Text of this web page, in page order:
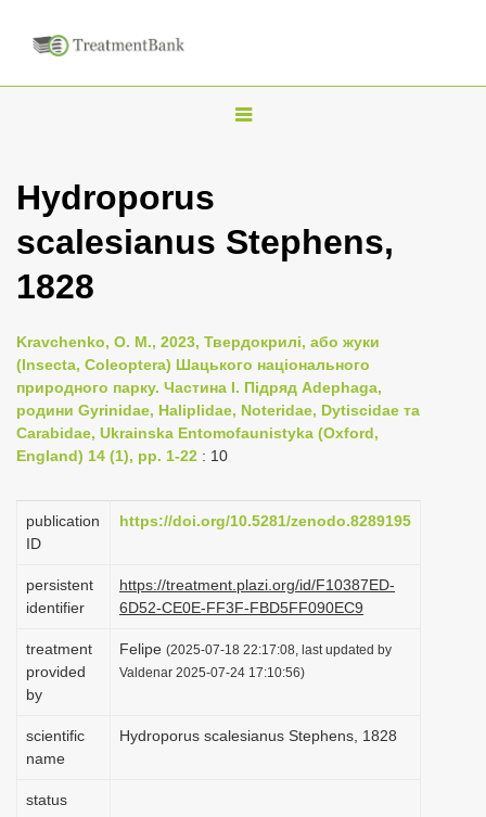
T
l
v
i
g
Hydroporus
scalesianus Stephens,
1828
Kravchenko, O. M., 2023, Твердокрилі, або жуки
(Insecta, Coleoptera) Шацького національного
природного парку. Частина I. Підряд Adephaga,
родини Gyrinidae, Haliplidae, Noteridae, Dytiscidae та
Carabidae, Ukrainska Entomofaunistyka (Oxford,
England) 14 (1), pp. 1-22 : 10
publication
ID
https://doi.org/10.5281/zenodo.8289195
persistent
identifier
https://treatment.plazi.org/id/F10387ED-
6D52-CE0E-FF3F-FBD5FF090EC9
treatment
provided
by
Felipe (2025-07-18 22:17:08, last updated by
Valdenar 2025-07-24 17:10:56)
scientific
name
Hydroporus scalesianus Stephens, 1828
status